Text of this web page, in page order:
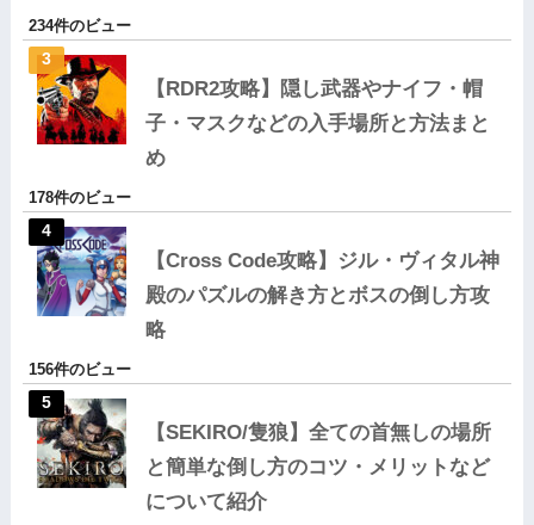
234件のビュー
【RDR2攻略】隠し武器やナイフ・帽
子・マスクなどの入手場所と方法まと
め
178件のビュー
【Cross Code攻略】ジル・ヴィタル神
殿のパズルの解き方とボスの倒し方攻
略
156件のビュー
【SEKIRO/隻狼】全ての首無しの場所
と簡単な倒し方のコツ・メリットなど
について紹介